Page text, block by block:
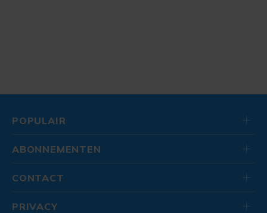
POPULAIR
ABONNEMENTEN
CONTACT
PRIVACY